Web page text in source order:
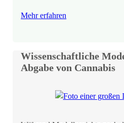
Mehr erfahren
Wissenschaftliche
Abgabe von Cannabis